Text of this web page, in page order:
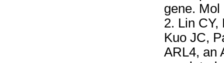
gene.
2. Lin CY,
Kuo JC,
ARL4, an